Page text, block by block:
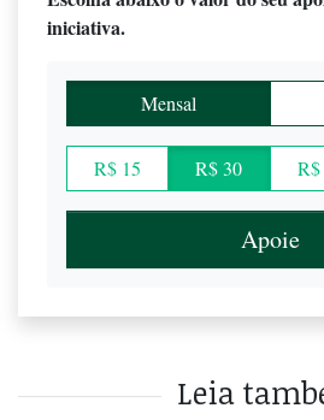
iniciativa.
Mensal
R$ 15 R$ 30
Apoie
Leia